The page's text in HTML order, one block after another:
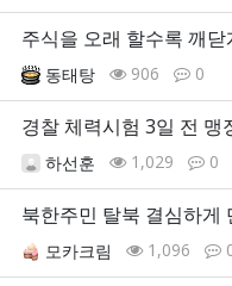
주식을 오래 할수록 깨닫
동태탕 906 0
경찰 체력시험 3일 전 맹
하선훈 1,029 0
북한주민 탈북 결심하게
모카크림 1,096